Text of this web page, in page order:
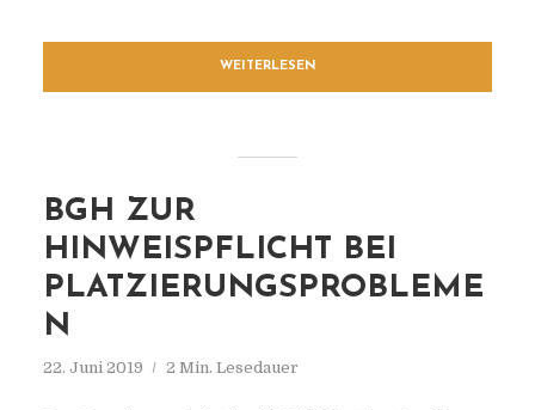
WEITERLESEN
BGH ZUR
HINWEISPFLICHT BEI
PLATZIERUNGSPROBLEME
N
22. Juni 2019 2 Min. Lesedauer